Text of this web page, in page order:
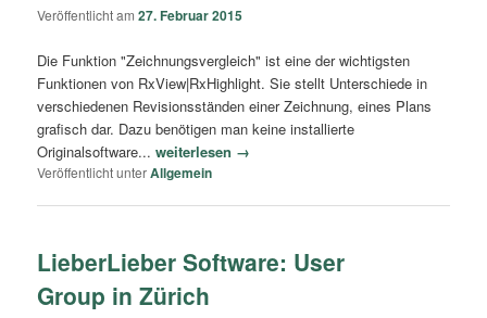
Veröffentlicht am27. Februar 2015
Die Funktion "Zeichnungsvergleich" ist eine der wichtigsten
Funktionen von RxView|RxHighlight. Sie stellt Unterschiede in
verschiedenen Revisionsständen einer Zeichnung, eines Plans
grafisch dar. Dazu benötigen man keine installierte
Originalsoftware...weiterlesen →
Veröffentlicht unterAllgemein
LieberLieber Software: User
Group in Zürich